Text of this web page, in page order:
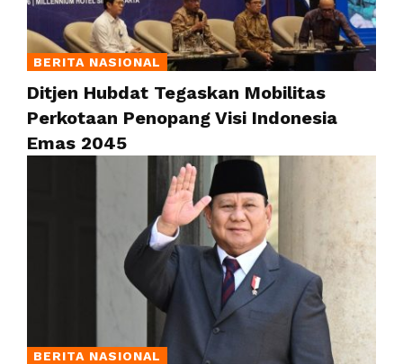
BERITA NASIONAL
Ditjen Hubdat Tegaskan Mobilitas
Perkotaan Penopang Visi Indonesia
Emas 2045
BERITA NASIONAL